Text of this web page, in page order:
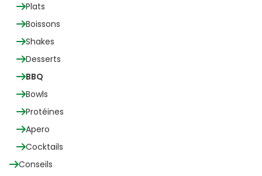
Plats
Boissons
Shakes
Desserts
BBQ
Bowls
Protéines
Apero
Cocktails
Conseils